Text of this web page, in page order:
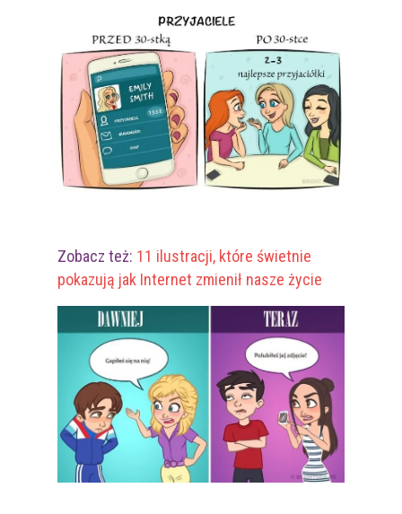
Zobacz też: 11 ilustracji, które świetnie
pokazują jak Internet zmienił nasze życie